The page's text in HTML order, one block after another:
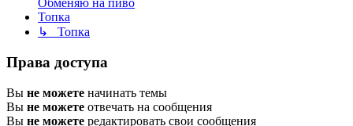
Обменяю на пиво
Топка
↳ Топка
Права доступа
Вы не можете начинать темы
Вы не можете отвечать на сообщения
Вы не можете редактировать свои сообщения